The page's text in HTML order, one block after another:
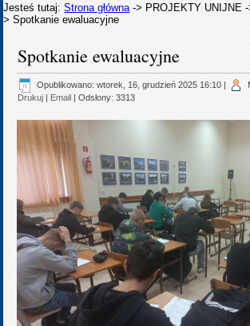
Jesteś tutaj:Strona główna -> PROJEKTY UNIJNE
>Spotkanie ewaluacyjne
Spotkanie ewaluacyjne
Opublikowano: wtorek, 16, grudzień 2025 16:10 |
Drukuj | Email | Odsłony: 3313